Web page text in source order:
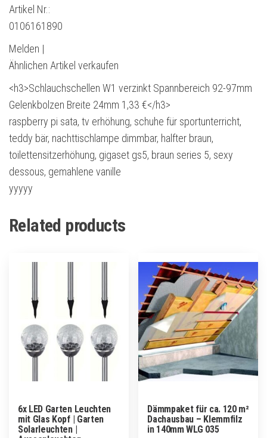
Artikel Nr.:
0106161890
Melden |
Ähnlichen Artikel verkaufen
<h3>Schlauchschellen W1 verzinkt Spannbereich 92-97mm
Gelenkbolzen Breite 24mm 1,33 €</h3>
raspberry pi sata, tv erhöhung, schuhe für sportunterricht,
teddy bär, nachttischlampe dimmbar, halfter braun,
toilettensitzerhöhung, gigaset gs5, braun series 5, sexy
dessous, gemahlene vanille
yyyyy
Related products
6x LED Garten Leuchten
mit Glas Kopf | Garten
Solarleuchten |
Dämmpaket für ca. 120 m²
Dachausbau – Klemmfilz
in 140mm WLG 035